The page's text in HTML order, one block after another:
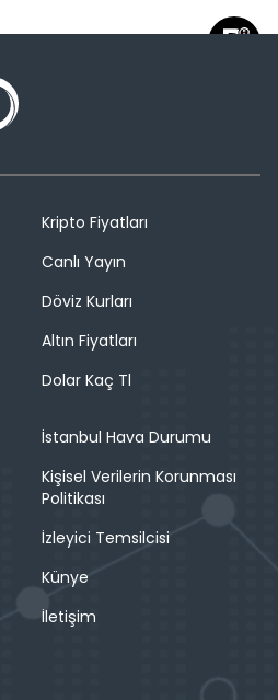
Kripto Fiyatları
Canlı Yayın
Döviz Kurları
Altın Fiyatları
Dolar Kaç Tl
İstanbul Hava Durumu
Kişisel Verilerin Korunması
Politikası
İzleyici Temsilcisi
Künye
İletişim